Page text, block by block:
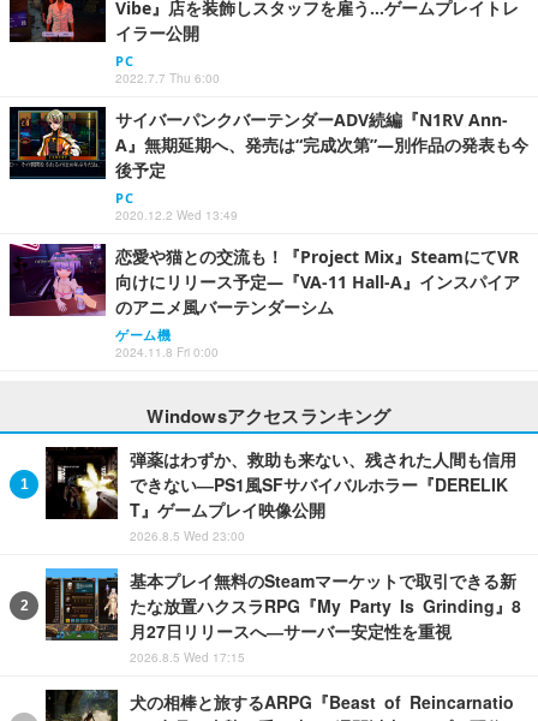
Vibe』店を装飾しスタッフを雇う…ゲームプレイトレ
イラー公開
PC
2022.7.7 Thu 6:00
サイバーパンクバーテンダーADV続編『N1RV Ann-
A』無期延期へ、発売は“完成次第”―別作品の発表も今
後予定
PC
2020.12.2 Wed 13:49
恋愛や猫との交流も！『Project Mix』SteamにてVR
向けにリリース予定―『VA-11 Hall-A』インスパイア
のアニメ風バーテンダーシム
ゲーム機
2024.11.8 Fri 0:00
Windowsアクセスランキング
弾薬はわずか、救助も来ない、残された人間も信用
できない―PS1風SFサバイバルホラー『DERELIK
T』ゲームプレイ映像公開
2026.8.5 Wed 23:00
基本プレイ無料のSteamマーケットで取引できる新
たな放置ハクスラRPG『My Party Is Grinding』8
月27日リリースへ―サーバー安定性を重視
2026.8.5 Wed 17:15
犬の相棒と旅するARPG『Beast of Reincarnatio